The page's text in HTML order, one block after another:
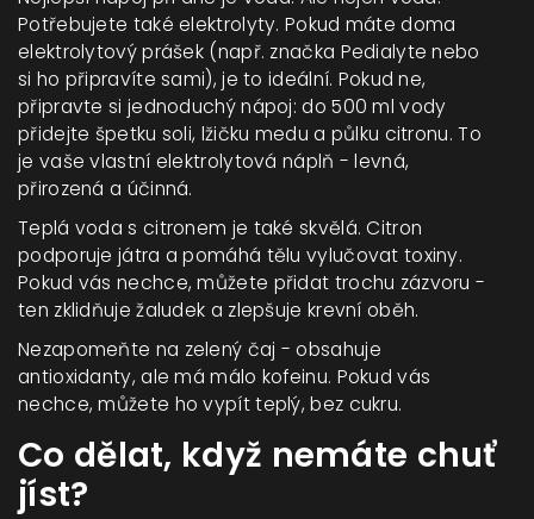
Potřebujete také elektrolyty. Pokud máte doma
elektrolytový prášek (např. značka Pedialyte nebo
si ho připravíte sami), je to ideální. Pokud ne,
připravte si jednoduchý nápoj: do 500 ml vody
přidejte špetku soli, lžičku medu a půlku citronu. To
je vaše vlastní elektrolytová náplň - levná,
přirozená a účinná.
Teplá voda s citronem je také skvělá. Citron
podporuje játra a pomáhá tělu vylučovat toxiny.
Pokud vás nechce, můžete přidat trochu zázvoru -
ten zklidňuje žaludek a zlepšuje krevní oběh.
Nezapomeňte na zelený čaj - obsahuje
antioxidanty, ale má málo kofeinu. Pokud vás
nechce, můžete ho vypít teplý, bez cukru.
Co dělat, když nemáte chuť
jíst?